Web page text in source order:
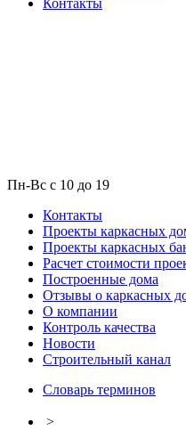
Контакты
Пн-Вс с 10 до 19
Контакты
Проекты каркасных
Проекты каркасных
Расчет стоимости
Построенные дома
Отзывы о каркасных
О компании
Контроль качества
Новости
Строительный канал
Словарь терминов
>